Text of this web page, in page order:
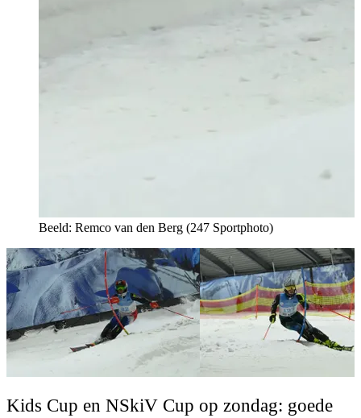
Beeld: Remco van den Berg (247 Sportphoto)
Kids Cup en NSkiV Cup op zondag: goede